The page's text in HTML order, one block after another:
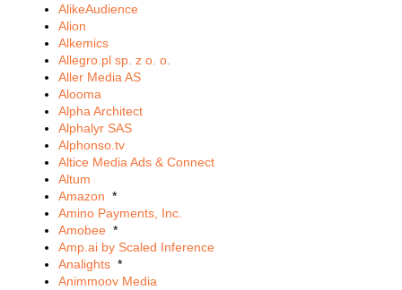
AlikeAudience
Alion
Alkemics
Allegro.pl sp. z o. o.
Aller Media AS
Alooma
Alpha Architect
Alphalyr SAS
Alphonso.tv
Altice Media Ads & Connect
Altum
Amazon *
Amino Payments, Inc.
Amobee *
Amp.ai by Scaled Inference
Analights *
Animmoov Media